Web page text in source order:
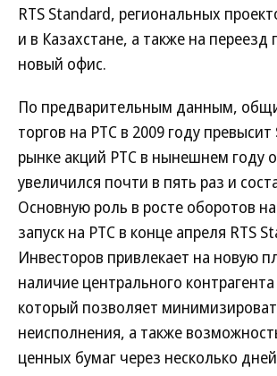
RTS Standard, региональных
и в Казахстане, а также на переезд
новый офис.
По предварительным данным,
торгов на РТС в 2009 году
рынке акций РТС в нынешнем году
увеличился почти в пять раз и
Основную роль в росте оборотов
запуск на РТС в конце апреля RTS
Инвесторов привлекает на новую
наличие центрального
который позволяет
неисполнения, а также
ценных бумаг через несколько